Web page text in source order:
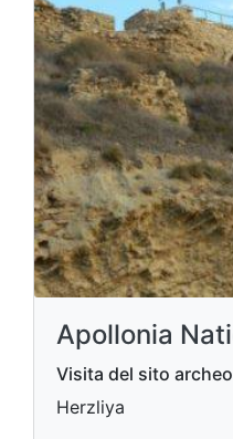
Apollonia
Visita del sito
Herzliya